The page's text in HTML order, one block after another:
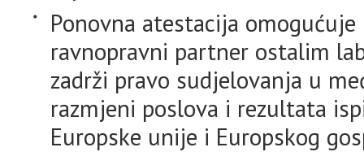
Ponovna atestacija omogućuje
ravnopravni partner ostalim
zadrži pravo sudjelovanja u
razmjeni poslova i rezultata
Europske unije i Europskog